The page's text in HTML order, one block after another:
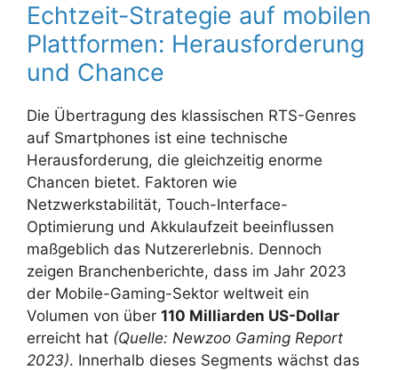
Echtzeit-Strategie auf mobilen
Plattformen: Herausforderung
und Chance
Die Übertragung des klassischen RTS-Genres
auf Smartphones ist eine technische
Herausforderung, die gleichzeitig enorme
Chancen bietet. Faktoren wie
Netzwerkstabilität, Touch-Interface-
Optimierung und Akkulaufzeit beeinflussen
maßgeblich das Nutzererlebnis. Dennoch
zeigen Branchenberichte, dass im Jahr 2023
der Mobile-Gaming-Sektor weltweit ein
Volumen von über 110 Milliarden US-Dollar
erreicht hat (Quelle: Newzoo Gaming Report
2023). Innerhalb dieses Segments wächst das